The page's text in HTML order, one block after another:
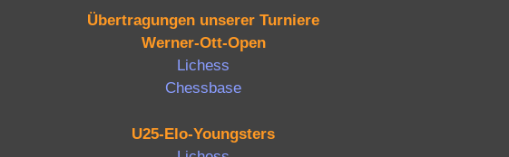
Übertragungen unserer Turniere
Werner-Ott-Open
Lichess
Chessbase
U25-Elo-Youngsters